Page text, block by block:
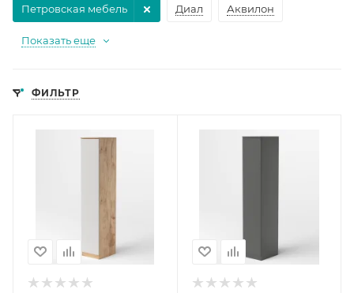
Диал Аквилон
Петровская мебель
Показать еще
ФИЛЬТР